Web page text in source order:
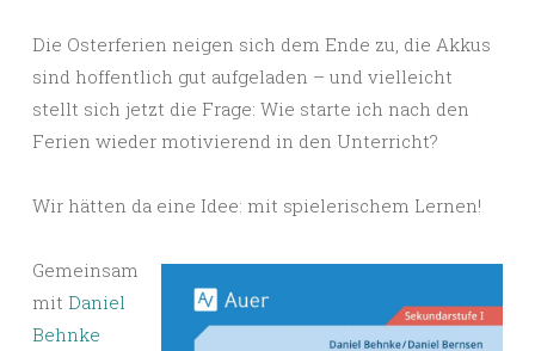
Die Osterferien neigen sich dem Ende zu, die Akkus
sind hoffentlich gut aufgeladen – und vielleicht
stellt sich jetzt die Frage: Wie starte ich nach den
Ferien wieder motivierend in den Unterricht?
Wir hätten da eine Idee: mit spielerischem Lernen!
Gemeinsam
mit Daniel
Behnke